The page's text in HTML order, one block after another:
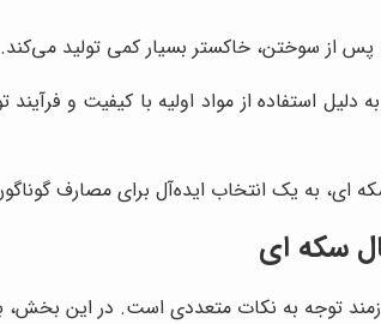
پس از سوختن، خاکستر بسیار کمی تولید
دلیل استفاده از مواد اولیه با کیفیت و
ای، به یک انتخاب ایده‌آل برای مصارف
سکه ای
توجه به نکات متعددی است. در این بخش،